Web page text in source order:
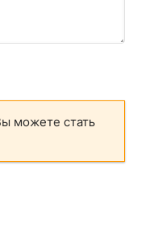
можете стать